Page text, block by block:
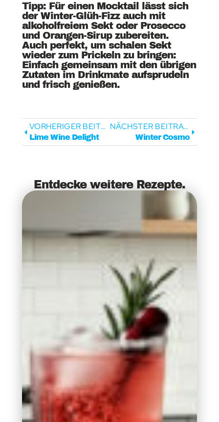
Tipp: Für einen Mocktail lässt sich
der Winter-Glüh-Fizz auch mit
alkoholfreiem Sekt oder Prosecco
und Orangen-Sirup zubereiten.
Auch perfekt, um schalen Sekt
wieder zum Prickeln zu bringen:
Einfach gemeinsam mit den übrigen
Zutaten im Drinkmate aufsprudeln
und frisch genießen.
VORHERIGER BEITRAG
Lime Wine Delight
NÄCHSTER BEITRAG
Winter Cosmo
Entdecke weitere Rezepte.